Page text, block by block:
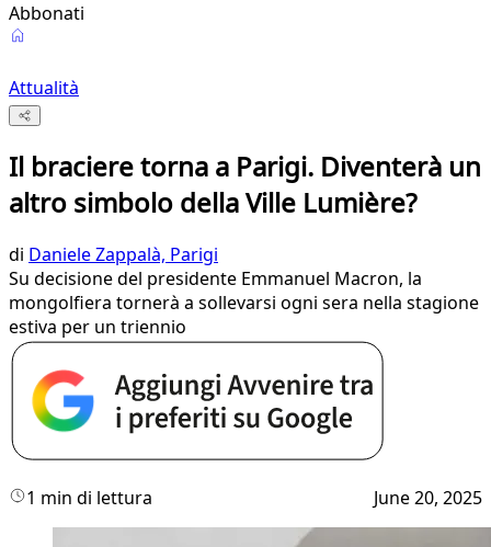
Abbonati
Attualità
Il braciere torna a Parigi. Diventerà un
altro simbolo della Ville Lumière?
di Daniele Zappalà, Parigi
Su decisione del presidente Emmanuel Macron, la
mongolfiera tornerà a sollevarsi ogni sera nella stagione
estiva per un triennio
1 min di lettura June 20, 2025